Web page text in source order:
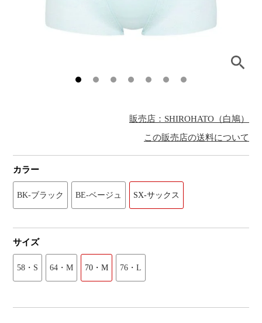
販売店：SHIROHATO（白鳩）
この販売店の送料について
カラー
BK-ブラック BE-ベージュ SX-サックス
サイズ
58・S 64・M 70・M 76・L